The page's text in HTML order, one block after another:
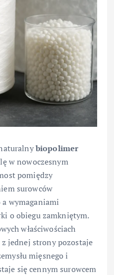
biopolimer
w nowoczesnym
pomiędzy
surowców
wymaganiami
o obiegu zamkniętym.
właściwościach
jednej strony pozostaje
mięsnego i
się cennym surowcem